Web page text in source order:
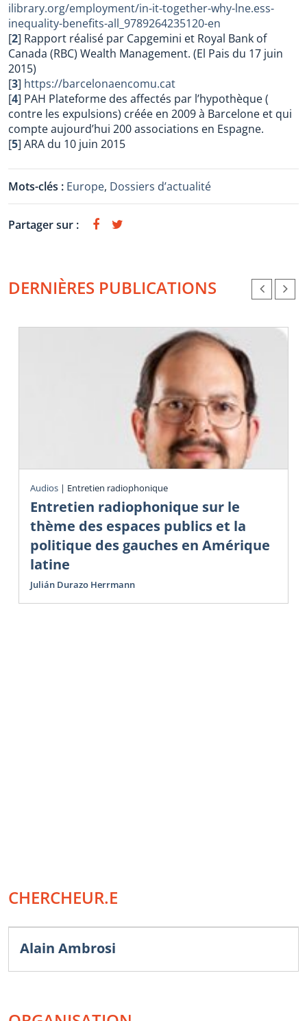
ilibrary.org/employment/in-it-together-why-lne.ess-
inequality-benefits-all_9789264235120-en
[2] Rapport réalisé par Capgemini et Royal Bank of
Canada (RBC) Wealth Management. (El Pais du 17 juin
2015)
[3] https://barcelonaencomu.cat
[4] PAH Plateforme des affectés par l’hypothèque (
contre les expulsions) créée en 2009 à Barcelone et qui
compte aujourd’hui 200 associations en Espagne.
[5] ARA du 10 juin 2015
Mots-clés : Europe, Dossiers d’actualité
Partager sur :
DERNIÈRES PUBLICATIONS
Audios | Entretien radiophonique
Entretien radiophonique sur le
thème des espaces publics et la
politique des gauches en Amérique
latine
Julián Durazo Herrmann
CHERCHEUR.E
Alain Ambrosi